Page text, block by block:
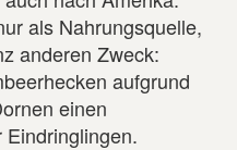
als Nahrungsquelle,
anderen Zweck:
aufgrund
einen